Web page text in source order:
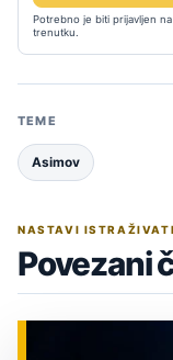
Potrebno je biti prijavljen
trenutku.
TEME
Asimov
NASTAVI ISTRAŽIVATI
Povezani